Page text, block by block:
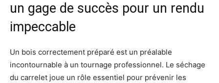
un gage de succès pour un rendu
impeccable
Un bois correctement préparé est un préalable
incontournable à un tournage professionnel. Le séchage
du carrelet joue un rôle essentiel pour prévenir les